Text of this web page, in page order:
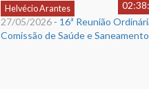
Helvécio Arantes
27/05/2026 - 16ª Reunião
Comissão de Saúde e Saneamento